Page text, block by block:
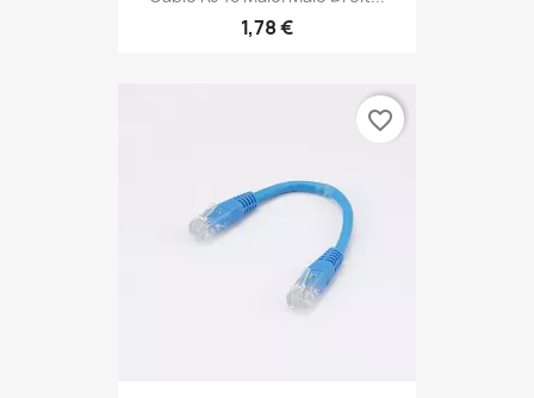
1,78 €
favorite_border